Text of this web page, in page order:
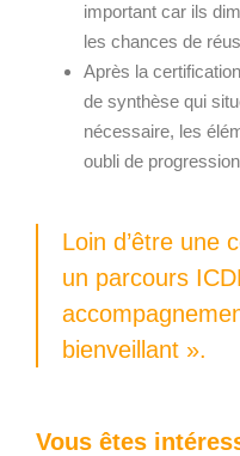
important car ils
les chances de
Après la
de synthèse qui
nécessaire, les
oubli de
Loin d’être une
un parcours
bienveillant ».
Vous êtes